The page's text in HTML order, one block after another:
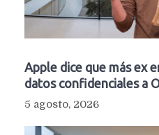
Apple dice que más ex
datos confidenciales a
5 agosto, 2026